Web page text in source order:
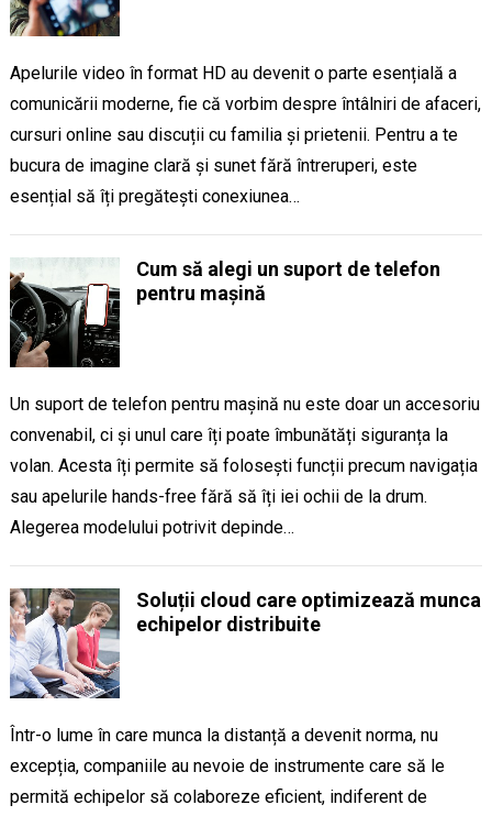
Apelurile video în format HD au devenit o parte esențială a
comunicării moderne, fie că vorbim despre întâlniri de afaceri,
cursuri online sau discuții cu familia și prietenii. Pentru a te
bucura de imagine clară și sunet fără întreruperi, este
esențial să îți pregătești conexiunea…
Cum să alegi un suport de telefon
pentru mașină
Un suport de telefon pentru mașină nu este doar un accesoriu
convenabil, ci și unul care îți poate îmbunătăți siguranța la
volan. Acesta îți permite să folosești funcții precum navigația
sau apelurile hands-free fără să îți iei ochii de la drum.
Alegerea modelului potrivit depinde…
Soluții cloud care optimizează munca
echipelor distribuite
Într-o lume în care munca la distanță a devenit norma, nu
excepția, companiile au nevoie de instrumente care să le
permită echipelor să colaboreze eficient, indiferent de